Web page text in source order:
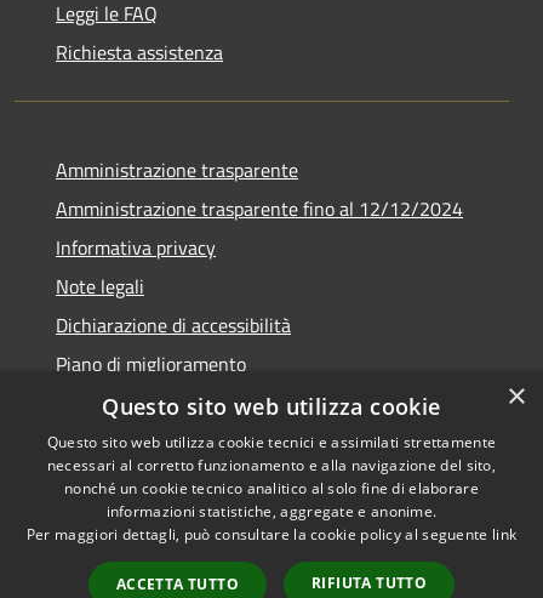
Leggi le FAQ
Richiesta assistenza
Amministrazione trasparente
Amministrazione trasparente fino al 12/12/2024
Informativa privacy
Note legali
Dichiarazione di accessibilità
Piano di miglioramento
Accessibility
Privacy
Copyright © 2026 • Town of •
Powered byMunicipium
Admin access
×
Questo sito web utilizza cookie
Questo sito web utilizza cookie tecnici e assimilati strettamente
necessari al corretto funzionamento e alla navigazione del sito,
nonché un cookie tecnico analitico al solo fine di elaborare
informazioni statistiche, aggregate e anonime.
Per maggiori dettagli, può consultare la cookie policy al seguente link
ACCETTA TUTTO RIFIUTA TUTTO